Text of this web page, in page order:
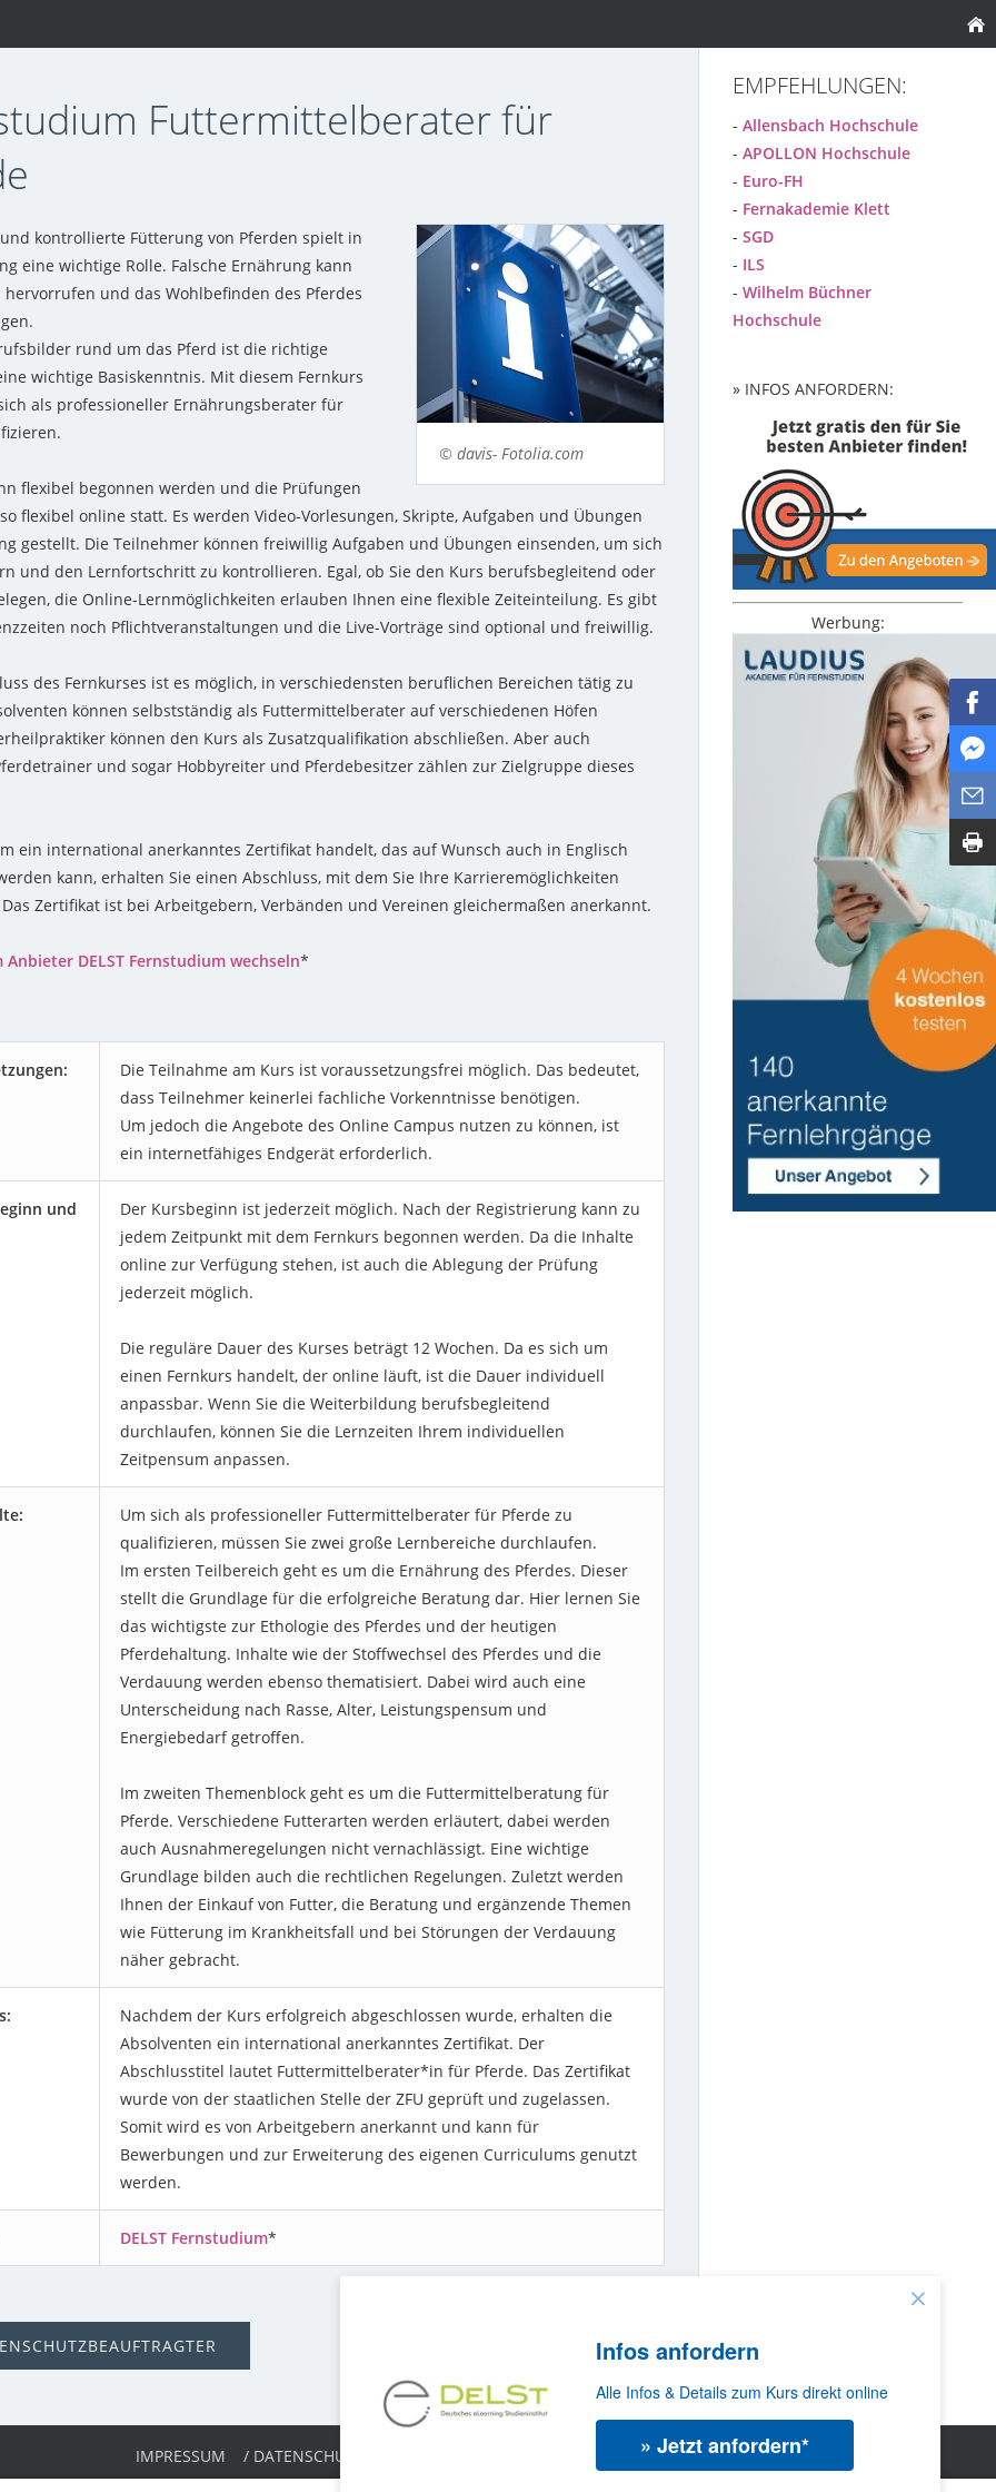
Futtermittelberater für
© davis- Fotolia.com
kontrollierte Fütterung von Pferden spielt in
eine wichtige Rolle. Falsche Ernährung kann
hervorrufen und das Wohlbefinden des Pferdes
rund um das Pferd ist die richtige
wichtige Basiskenntnis. Mit diesem Fernkurs
als professioneller Ernährungsberater für
flexibel begonnen werden und die Prüfungen
flexibel online statt. Es werden Video-Vorlesungen, Skripte, Aufgaben und Übungen
gestellt. Die Teilnehmer können freiwillig Aufgaben und Übungen einsenden, um sich
und den Lernfortschritt zu kontrollieren. Egal, ob Sie den Kurs berufsbegleitend oder
die Online-Lernmöglichkeiten erlauben Ihnen eine flexible Zeiteinteilung. Es gibt
noch Pflichtveranstaltungen und die Live-Vorträge sind optional und freiwillig.
des Fernkurses ist es möglich, in verschiedensten beruflichen Bereichen tätig zu
können selbstständig als Futtermittelberater auf verschiedenen Höfen
können den Kurs als Zusatzqualifikation abschließen. Aber auch
und sogar Hobbyreiter und Pferdebesitzer zählen zur Zielgruppe dieses
ein international anerkanntes Zertifikat handelt, das auf Wunsch auch in Englisch
kann, erhalten Sie einen Abschluss, mit dem Sie Ihre Karrieremöglichkeiten
Zertifikat ist bei Arbeitgebern, Verbänden und Vereinen gleichermaßen anerkannt.
Anbieter DELST Fernstudium wechseln*
Die Teilnahme am Kurs ist voraussetzungsfrei möglich. Das bedeutet,
dass Teilnehmer keinerlei fachliche Vorkenntnisse benötigen.
Um jedoch die Angebote des Online Campus nutzen zu können, ist
ein internetfähiges Endgerät erforderlich.
und
Der Kursbeginn ist jederzeit möglich. Nach der Registrierung kann zu
jedem Zeitpunkt mit dem Fernkurs begonnen werden. Da die Inhalte
online zur Verfügung stehen, ist auch die Ablegung der Prüfung
jederzeit möglich.
Die reguläre Dauer des Kurses beträgt 12 Wochen. Da es sich um
einen Fernkurs handelt, der online läuft, ist die Dauer individuell
anpassbar. Wenn Sie die Weiterbildung berufsbegleitend
durchlaufen, können Sie die Lernzeiten Ihrem individuellen
Zeitpensum anpassen.
Um sich als professioneller Futtermittelberater für Pferde zu
qualifizieren, müssen Sie zwei große Lernbereiche durchlaufen.
Im ersten Teilbereich geht es um die Ernährung des Pferdes. Dieser
stellt die Grundlage für die erfolgreiche Beratung dar. Hier lernen Sie
das wichtigste zur Ethologie des Pferdes und der heutigen
Pferdehaltung. Inhalte wie der Stoffwechsel des Pferdes und die
Verdauung werden ebenso thematisiert. Dabei wird auch eine
Unterscheidung nach Rasse, Alter, Leistungspensum und
Energiebedarf getroffen.
Im zweiten Themenblock geht es um die Futtermittelberatung für
Pferde. Verschiedene Futterarten werden erläutert, dabei werden
auch Ausnahmeregelungen nicht vernachlässigt. Eine wichtige
Grundlage bilden auch die rechtlichen Regelungen. Zuletzt werden
Ihnen der Einkauf von Futter, die Beratung und ergänzende Themen
wie Fütterung im Krankheitsfall und bei Störungen der Verdauung
näher gebracht.
Nachdem der Kurs erfolgreich abgeschlossen wurde, erhalten die
Absolventen ein international anerkanntes Zertifikat. Der
Abschlusstitel lautet Futtermittelberater*in für Pferde. Das Zertifikat
wurde von der staatlichen Stelle der ZFU geprüft und zugelassen.
Somit wird es von Arbeitgebern anerkannt und kann für
Bewerbungen und zur Erweiterung des eigenen Curriculums genutzt
werden.
DELST Fernstudium*
SEA / SEO MANAGER
EMPFEHLUNGEN:
- Allensbach Hochschule
- APOLLON Hochschule
- Euro-FH
- Fernakademie Klett
- SGD
- ILS
- Wilhelm Büchner
Hochschule
» INFOS ANFORDERN:
Werbung:
IMPRESSUM / DATENSCHUTZ
Infos anfordern
Alle Infos & Details zum Kurs direkt online
» Jetzt anfordern*